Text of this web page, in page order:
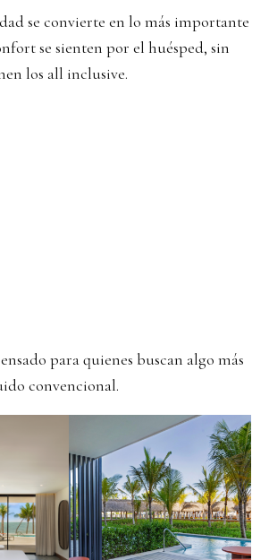
se convierte en lo más importante
se sienten por el huésped, sin
los all inclusive.
para quienes buscan algo más
convencional.